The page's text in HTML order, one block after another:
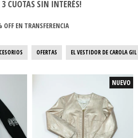
CUOTAS SIN INTERÉS!
OFF EN TRANSFERENCIA
OFERTAS EL VESTIDOR DE CAROLA GIL
NUEVO